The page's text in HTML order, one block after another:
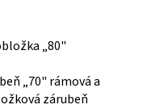
„80"
„70" rámová a
zárubeň